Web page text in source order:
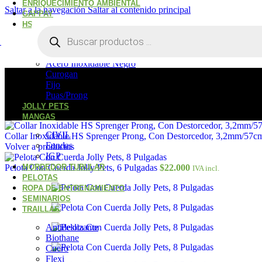
Saltar a la navegaciónSaltar al contenido principal
productos
ENRIQUECIMIENTO AMBIENTAL
GAPPAY
HS SPRENGER
Acero Cromado
Acero Inoxidable Negro
Curogan
Fijo
Puas/Prong
JOLLY PETS
MANGAS
CIVIL
Fundas
IGP
MORDEDOR TUBULAR
PELOTAS
ROPA DE ENTRENAMIENTO
SEMINARIOS
TRAILLAS
Antideslizante
Biothane
Cuero
Flexi
Collar Inoxidable HS Sprenger Prong, Con Destorcedor, 3,2mm/
Volver a productos
Pelota Con Cuerda Jolly Pets, 6 Pulgadas $22.000 IVA incl.